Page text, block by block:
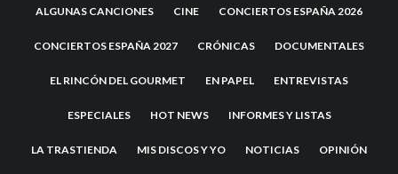
ALGUNAS CANCIONES CINE CONCIERTOS ESPAÑA 2026
CONCIERTOS ESPAÑA 2027 CRÓNICAS DOCUMENTALES
EL RINCÓN DEL GOURMET EN PAPEL ENTREVISTAS
ESPECIALES HOT NEWS INFORMES Y LISTAS
LA TRASTIENDA MIS DISCOS Y YO NOTICIAS OPINIÓN